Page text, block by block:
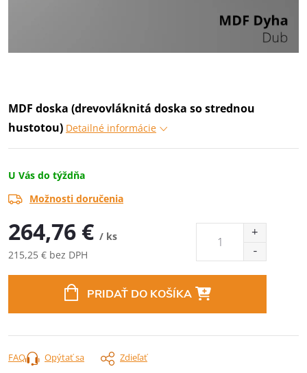
MDF doska (drevovláknitá doska so strednou
hustotou) Detailné informácie
U Vás do týždňa
Možnosti doručenia
264,76 € / ks
215,25 € bez DPH
PRIDAŤ DO KOŠÍKA
Opýtať sa Zdieľať
FAQ